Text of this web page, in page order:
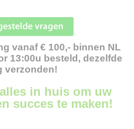
vanaf € 100,- binnen NL
13:00u besteld, dezelfde
verzonden!
in huis om uw
succes te maken!